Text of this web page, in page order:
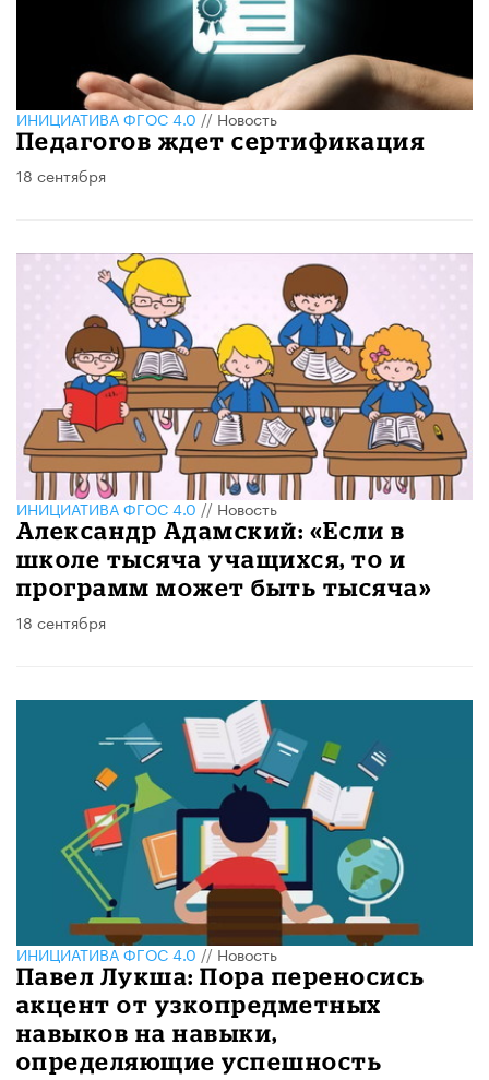
ИНИЦИАТИВА ФГОС 4.0//Новость
Педагогов ждет сертификация
18 сентября
ИНИЦИАТИВА ФГОС 4.0// Новость
Александр Адамский: «Если в
школе тысяча учащихся, то и
программ может быть тысяча»
18 сентября
ИНИЦИАТИВА ФГОС 4.0//Новость
Павел Лукша: Пора переносись
акцент от узкопредметных
навыков на навыки,
определяющие успешность